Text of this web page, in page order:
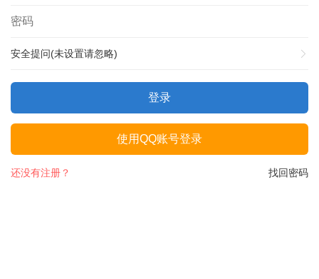
安全提问(未设置请忽略)
登录
使用QQ账号登录
找回密码
还没有注册？